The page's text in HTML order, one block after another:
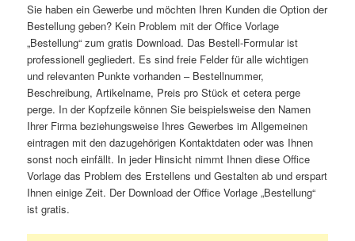
Sie haben ein Gewerbe und möchten Ihren Kunden die Option der
Bestellung geben? Kein Problem mit der Office Vorlage
„Bestellung“ zum gratis Download. Das Bestell-Formular ist
professionell gegliedert. Es sind freie Felder für alle wichtigen
und relevanten Punkte vorhanden – Bestellnummer,
Beschreibung, Artikelname, Preis pro Stück et cetera perge
perge. In der Kopfzeile können Sie beispielsweise den Namen
Ihrer Firma beziehungsweise Ihres Gewerbes im Allgemeinen
eintragen mit den dazugehörigen Kontaktdaten oder was Ihnen
sonst noch einfällt. In jeder Hinsicht nimmt Ihnen diese Office
Vorlage das Problem des Erstellens und Gestalten ab und erspart
Ihnen einige Zeit. Der Download der Office Vorlage „Bestellung“
ist gratis.